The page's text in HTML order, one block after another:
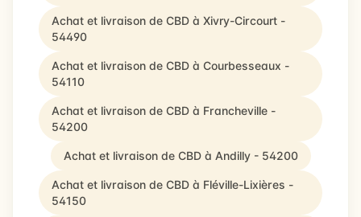
Achat et livraison de CBD à Xivry-Circourt -
54490
Achat et livraison de CBD à Courbesseaux -
54110
Achat et livraison de CBD à Francheville -
54200
Achat et livraison de CBD à Andilly - 54200
Achat et livraison de CBD à Fléville-Lixières -
54150